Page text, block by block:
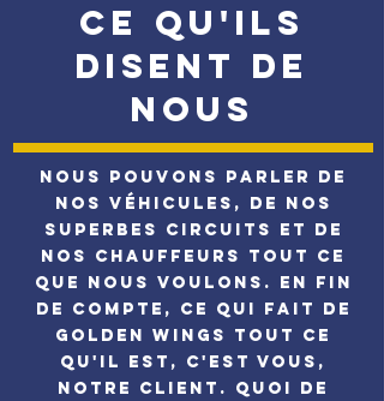
CE QU'ILS
DISENT DE
NOUS
Nous pouvons parler de
nos véhicules, de nos
superbes circuits et de
nos chauffeurs tout ce
que nous voulons. En fin
de compte, ce qui fait de
Golden Wings tout ce
qu'il est, c'est vous,
notre client. Quoi de